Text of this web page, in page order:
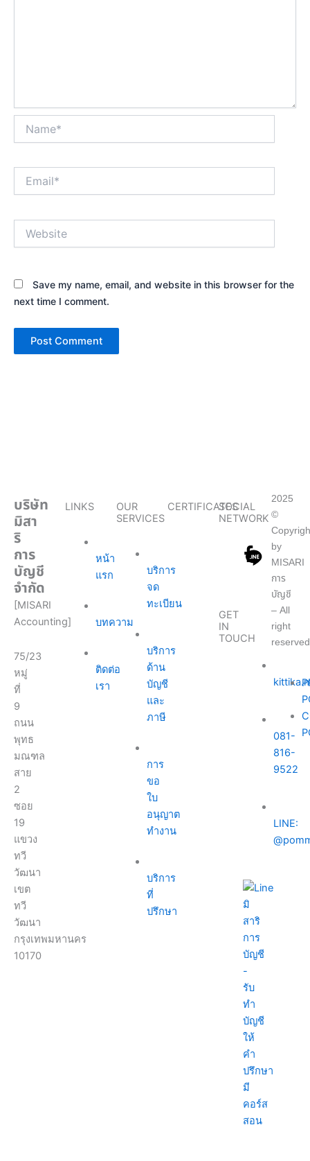
Save my name, email, and website in this browser for the
next time I comment.
บริษัท
มิสา
ริ
การ
บัญชี
จำกัด
[MISARI
Accounting]
75/23
หมู่
ที่
9
ถนน
พุทธ
มณฑล
สาย
2
ซอย
19
แขวง
ทวี
วัฒนา
เขต
ทวี
วัฒนา
กรุงเทพมหานคร
10170
LINKS
หน้า
แรก
บทความ
ติดต่อ
เรา
OUR
SERVICES
บริการ
จด
ทะเบียน
บริการ
ด้าน
บัญชี
และ
ภาษี
การ
ขอ
ใบ
อนุญาต
ทำงาน
บริการ
ที่
ปรึกษา
CERTIFICATESSOCIAL
NETWORK
GET
IN
TOUCH
081-
816-
9522
LINE:
2025
©
by
MISARI
การ
บัญชี
– All
right